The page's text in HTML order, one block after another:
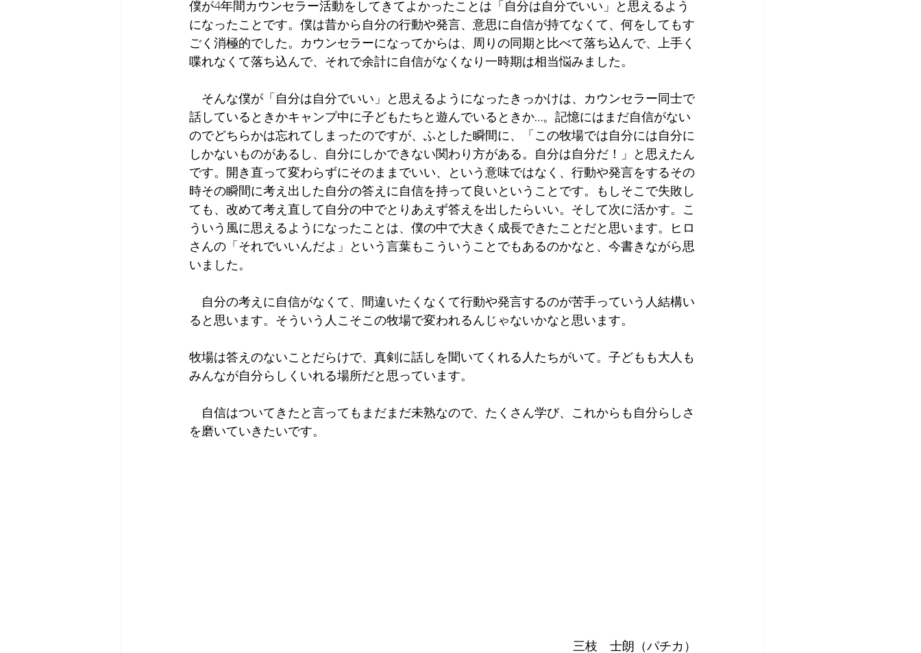
僕が4年間カウンセラー活動をしてきてよかったことは「自分は自分でいい」と思えるよう
になったことです。僕は昔から自分の行動や発言、意思に自信が持てなくて、何をしてもす
ごく消極的でした。カウンセラーになってからは、周りの同期と比べて落ち込んで、上手く
喋れなくて落ち込んで、それで余計に自信がなくなり一時期は相当悩みました。
そんな僕が「自分は自分でいい」と思えるようになったきっかけは、カウンセラー同士で
話しているときかキャンプ中に子どもたちと遊んでいるときか…。記憶にはまだ自信がない
のでどちらかは忘れてしまったのですが、ふとした瞬間に、「この牧場では自分には自分に
しかないものがあるし、自分にしかできない関わり方がある。自分は自分だ！」と思えたん
です。開き直って変わらずにそのままでいい、という意味ではなく、行動や発言をするその
時その瞬間に考え出した自分の答えに自信を持って良いということです。もしそこで失敗し
ても、改めて考え直して自分の中でとりあえず答えを出したらいい。そして次に活かす。こ
ういう風に思えるようになったことは、僕の中で大きく成長できたことだと思います。ヒロ
さんの「それでいいんだよ」という言葉もこういうことでもあるのかなと、今書きながら思
いました。
自分の考えに自信がなくて、間違いたくなくて行動や発言するのが苦手っていう人結構い
ると思います。そういう人こそこの牧場で変われるんじゃないかなと思います。
牧場は答えのないことだらけで、真剣に話しを聞いてくれる人たちがいて。子どもも大人も
みんなが自分らしくいれる場所だと思っています。
自信はついてきたと言ってもまだまだ未熟なので、たくさん学び、これからも自分らしさ
を磨いていきたいです。
三枝　士朗（パチカ）